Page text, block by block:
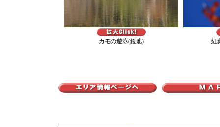
カモの遊泳(鏡池) 紅